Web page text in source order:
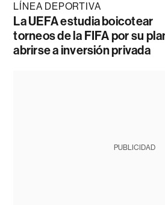
LÍNEA DEPORTIVA
La UEFA estudia boicotear
torneos de la FIFA por su
abrirse a inversión privada
PUBLICIDAD